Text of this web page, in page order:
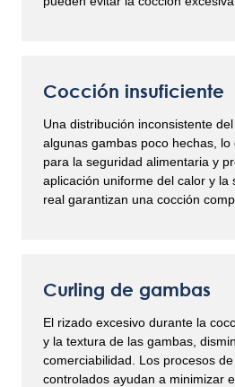
Cocción insuficiente
Una distribución inconsistente
algunas gambas poco hechas,
para la seguridad alimentaria y
aplicación uniforme del calor y la
real garantizan una cocción
Curling de gambas
El rizado excesivo durante la
y la textura de las gambas,
comerciabilidad. Los procesos
controlados ayudan a minimizar